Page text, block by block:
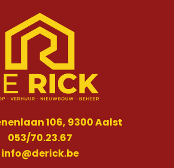
106, 9300 Aalst
053/70.23.67
info@derick.be